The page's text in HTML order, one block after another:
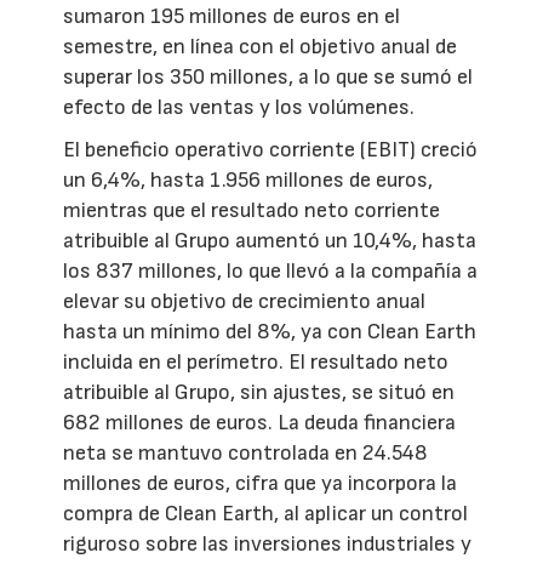
sumaron 195 millones de euros en el
semestre, en línea con el objetivo anual de
superar los 350 millones, a lo que se sumó el
efecto de las ventas y los volúmenes.
El beneficio operativo corriente (EBIT) creció
un 6,4%, hasta 1.956 millones de euros,
mientras que el resultado neto corriente
atribuible al Grupo aumentó un 10,4%, hasta
los 837 millones, lo que llevó a la compañía a
elevar su objetivo de crecimiento anual
hasta un mínimo del 8%, ya con Clean Earth
incluida en el perímetro. El resultado neto
atribuible al Grupo, sin ajustes, se situó en
682 millones de euros. La deuda financiera
neta se mantuvo controlada en 24.548
millones de euros, cifra que ya incorpora la
compra de Clean Earth, al aplicar un control
riguroso sobre las inversiones industriales y